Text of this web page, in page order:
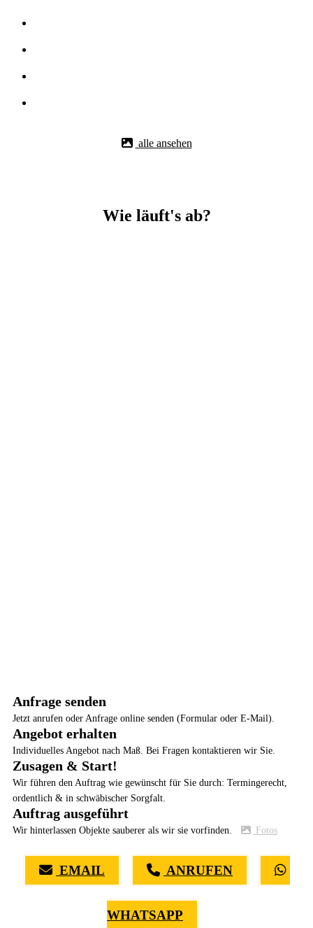
alle ansehen
Wie läuft's ab?
Anfrage senden
Jetzt anrufen oder Anfrage online senden (Formular oder E-Mail).
Angebot erhalten
Individuelles Angebot nach Maß. Bei Fragen kontaktieren wir Sie.
Zusagen & Start!
Wir führen den Auftrag wie gewünscht für Sie durch: Termingerecht,
ordentlich & in schwäbischer Sorgfalt.
Auftrag ausgeführt
Wir hinterlassen Objekte sauberer als wir sie vorfinden. Fotos
EMAIL ANRUFEN
WHATSAPP